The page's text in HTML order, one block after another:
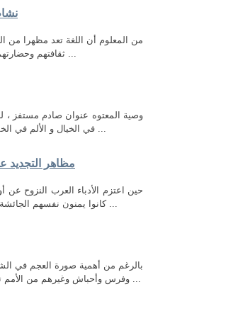
من المعلوم أن اللغة تعد مظهرا من
ثقافتهم وحضارتهم وبها يحفظ تراثهم وعلومهم ومعارفهم وفنونهم ، ومن هذا المنطلق جاء تعلم اللغة مطلبا ...
وصية المعتوه عنوان صادم مستفز ،
في الخيال و الألم في الخفاء ، ذاك العربي الذي ضيع قضيته و استسلم لجلاده و مزقته الأفكار و تاه عن هويته ، فهو ...
مظاهر التجديد
حين اعتزم الأدباء العرب النزوح
كانوا يمنون نفسهم الجائشة بإدراك الأمل وتحقيق الأحلام ولم يكن يدور في خلدهم قط أن اللقمة هناك جاثمة في فم ...
بالرغم من أهمية صورة العجم في
وفرس وأحباش وغيرهم من الأمم تعود إلي العصور القديمة ،ولهذا أردت في بحثي هذا أن أبيِّن مفهوم العجم وموقف العربي ...